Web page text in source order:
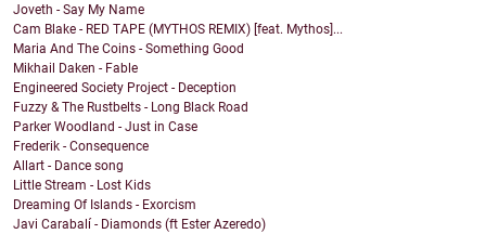
Joveth - Say My Name
Cam Blake - RED TAPE (MYTHOS REMIX) [feat. Mythos]...
Maria And The Coins - Something Good
Mikhail Daken - Fable
Engineered Society Project - Deception
Fuzzy & The Rustbelts - Long Black Road
Parker Woodland - Just in Case
Frederik - Consequence
Allart - Dance song
Little Stream - Lost Kids
Dreaming Of Islands - Exorcism
Javi Carabalí - Diamonds (ft Ester Azeredo)